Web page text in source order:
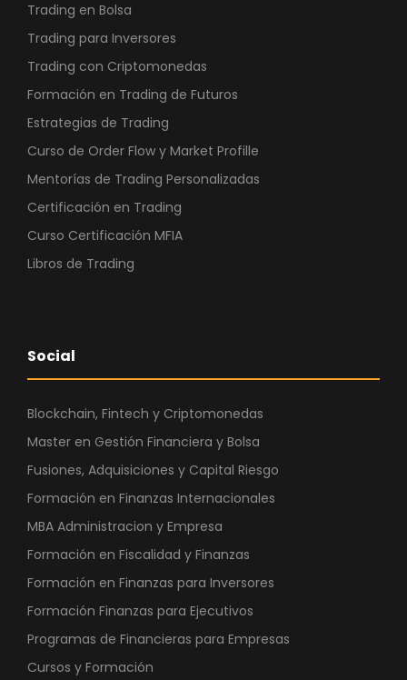
Trading en Bolsa
Trading para Inversores
Trading con Criptomonedas
Formación en Trading de Futuros
Estrategias de Trading
Curso de Order Flow y Market Profille
Mentorías de Trading Personalizadas
Certificación en Trading
Curso Certificación MFIA
Libros de Trading
Social
Blockchain, Fintech y Criptomonedas
Master en Gestión Financiera y Bolsa
Fusiones, Adquisiciones y Capital Riesgo
Formación en Finanzas Internacionales
MBA Administracion y Empresa
Formación en Fiscalidad y Finanzas
Formación en Finanzas para Inversores
Formación Finanzas para Ejecutivos
Programas de Financieras para Empresas
Cursos y Formación